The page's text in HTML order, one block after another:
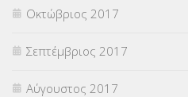
Οκτώβριος 2017
Σεπτέμβριος 2017
Αύγουστος 2017